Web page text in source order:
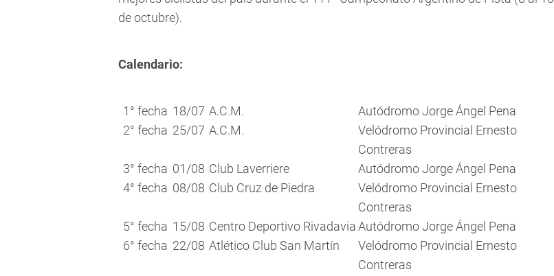
de octubre).
Calendario:
1° fecha 18/07 A.C.M.
Autódromo Jorge Ángel Pena
2° fecha 25/07 A.C.M.
Velódromo Provincial Ernesto
Contreras
3° fecha 01/08 Club Laverriere
Autódromo Jorge Ángel Pena
4° fecha 08/08 Club Cruz de Piedra
Velódromo Provincial Ernesto
Contreras
5° fecha 15/08 Centro Deportivo RivadaviaAutódromo Jorge Ángel Pena
6° fecha 22/08 Atlético Club San Martín
Velódromo Provincial Ernesto
Contreras